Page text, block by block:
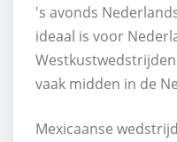
's avonds
ideaal is voor
vaak midden in de
Mexicaanse